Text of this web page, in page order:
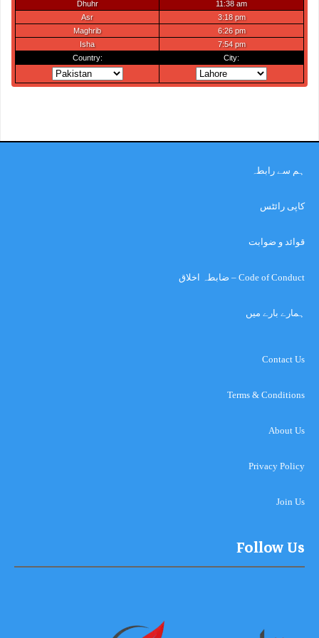
ہم سے رابطہ
کاپی رائٹس
قوائد و ضوابت
Code of Conduct – ضابطہ اخلاق
ہمارے بارے میں
Contact Us
Terms & Conditions
About Us
Privacy Policy
Join Us
Follow Us